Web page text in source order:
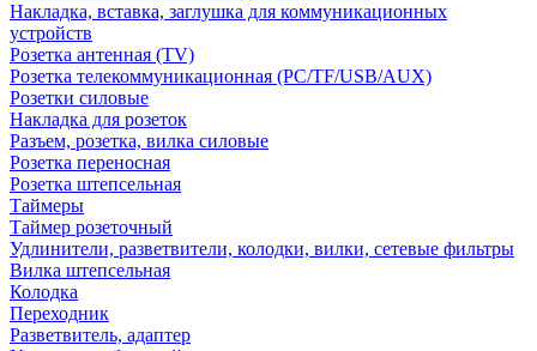
Накладка, вставка, заглушка для коммуникационных
устройств
Розетка антенная (TV)
Розетка телекоммуникационная (PC/TF/USB/AUX)
Розетки силовые
Накладка для розеток
Разъем, розетка, вилка силовые
Розетка переносная
Розетка штепсельная
Таймеры
Таймер розеточный
Удлинители, разветвители, колодки, вилки, сетевые фильтры
Вилка штепсельная
Колодка
Переходник
Разветвитель, адаптер